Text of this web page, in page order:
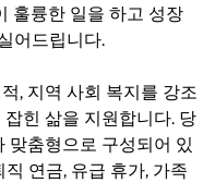
훌륭한 일을 하고 성장
어드립니다.
, 지역 사회 복지를 강조
힌 삶을 지원합니다. 당
맞춤형으로 구성되어 있
연금, 유급 휴가, 가족